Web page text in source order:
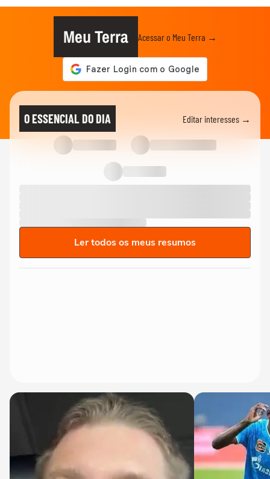
Meu Terra Acessar o Meu Terra →
O ESSENCIAL DO DIA Editar interesses →
Ler todos os meus resumos